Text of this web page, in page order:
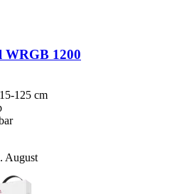
WRGB 1200
125 cm
August